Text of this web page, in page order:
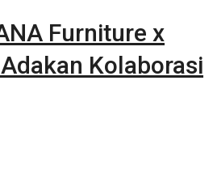
Furniture x
Kolaborasi